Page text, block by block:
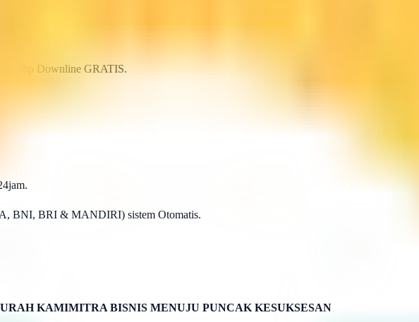
Downline GRATIS.
BNI, BRI & MANDIRI) sistem Otomatis.
KAMIMITRA BISNIS MENUJU PUNCAK KESUKSESAN